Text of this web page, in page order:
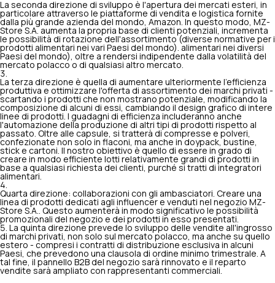
La seconda direzione di sviluppo è l'apertura dei mercati esteri, in
particolare attraverso le piattaforme di vendita e logistica fornite
dalla più grande azienda del mondo, Amazon. In questo modo, MZ-
Store S.A. aumenta la propria base di clienti potenziali, incrementa
le possibilità di rotazione dell'assortimento (diverse normative per i
prodotti alimentari nei vari Paesi del mondo). alimentari nei diversi
Paesi del mondo), oltre a rendersi indipendente dalla volatilità del
mercato polacco o di qualsiasi altro mercato.
La terza direzione è quella di aumentare ulteriormente l'efficienza
produttiva e ottimizzare l'offerta di assortimento dei marchi privati -
scartando i prodotti che non mostrano potenziale, modificando la
composizione di alcuni di essi, cambiando il design grafico di intere
linee di prodotti. I guadagni di efficienza includeranno anche
l'automazione della produzione di altri tipi di prodotti rispetto al
passato. Oltre alle capsule, si tratterà di compresse e polveri,
confezionate non solo in flaconi, ma anche in doypack, bustine,
stick e cartoni. Il nostro obiettivo è quello di essere in grado di
creare in modo efficiente lotti relativamente grandi di prodotti in
base a qualsiasi richiesta dei clienti, purché si tratti di integratori
alimentari.
Quarta direzione: collaborazioni con gli ambasciatori. Creare una
linea di prodotti dedicati agli influencer e venduti nel negozio MZ-
Store S.A.. Questo aumenterà in modo significativo le possibilità
promozionali del negozio e dei prodotti in esso presentati.
La quinta direzione prevede lo sviluppo delle vendite all'ingrosso
di marchi privati, non solo sul mercato polacco, ma anche su quello
estero - compresi i contratti di distribuzione esclusiva in alcuni
Paesi, che prevedono una clausola di ordine minimo trimestrale. A
tal fine, il pannello B2B del negozio sarà rinnovato e il reparto
vendite sarà ampliato con rappresentanti commerciali.